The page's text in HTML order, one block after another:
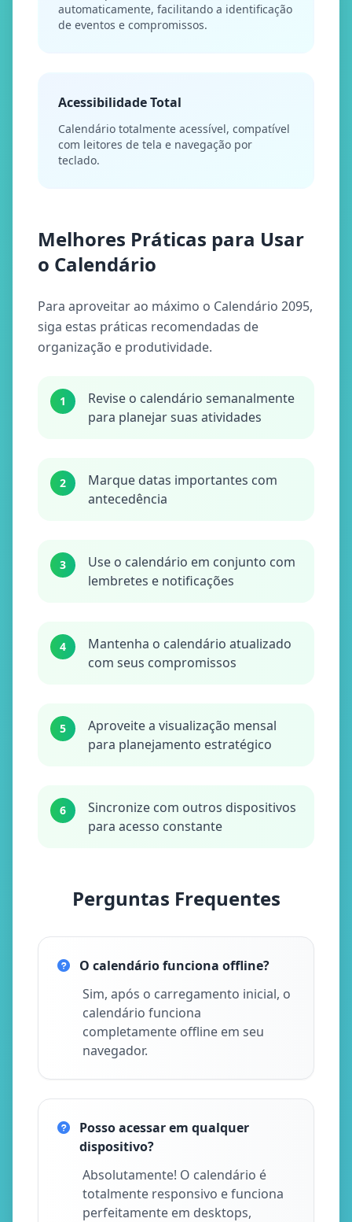
automaticamente, facilitando a identificação
de eventos e compromissos.
Acessibilidade Total
Calendário totalmente acessível, compatível
com leitores de tela e navegação por
teclado.
Melhores Práticas para Usar
o Calendário
Para aproveitar ao máximo o Calendário 2095,
siga estas práticas recomendadas de
organização e produtividade.
1
Revise o calendário semanalmente
para planejar suas atividades
2
Marque datas importantes com
antecedência
3
Use o calendário em conjunto com
lembretes e notificações
4
Mantenha o calendário atualizado
com seus compromissos
5
Aproveite a visualização mensal
para planejamento estratégico
6
Sincronize com outros dispositivos
para acesso constante
Perguntas Frequentes
O calendário funciona offline?
Sim, após o carregamento inicial, o
calendário funciona
completamente offline em seu
navegador.
Posso acessar em qualquer
dispositivo?
Absolutamente! O calendário é
totalmente responsivo e funciona
perfeitamente em desktops,